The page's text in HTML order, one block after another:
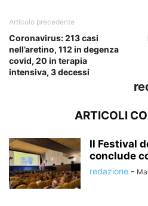
Articolo precedente
Coronavirus: 213 casi
nell’aretino, 112 in degenza
covid, 20 in terapia
intensiva, 3 decessi
ARTICOLI
Il Festival
conclude
redazione -